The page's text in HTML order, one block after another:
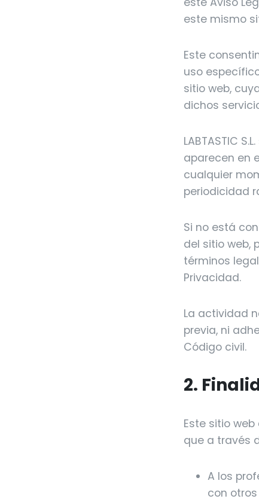
este mismo
Este
uso
sitio web,
dichos
LABTASTIC
aparecen en
cualquier
periodicidad
Si no está
del sitio web,
términos
Privacidad.
La actividad
previa, ni
Código civil.
2.
Este sitio
que a través
A los
con